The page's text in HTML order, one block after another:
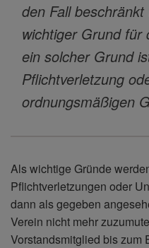
den Fall
wichtiger Grund für
ein solcher Grund
Pflichtverletzung
ordnungsmäßigen
Als wichtige Gründe
Pflichtverletzungen oder
dann als gegeben
Verein nicht mehr
Vorstandsmitglied bis zum